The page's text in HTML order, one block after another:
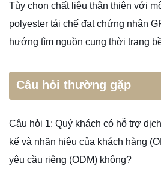
Tùy chọn chất liệu thân thiện với
polyester tái chế đạt chứng nhận
hướng tìm nguồn cung thời trang
Câu hỏi thường gặp
Câu hỏi 1: Quý khách có hỗ trợ
kế và nhãn hiệu của khách hàng
yêu cầu riêng (ODM) không?